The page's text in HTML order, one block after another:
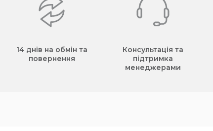
14 днів на обмін та
повернення
Консультація та
підтримка
менеджерами